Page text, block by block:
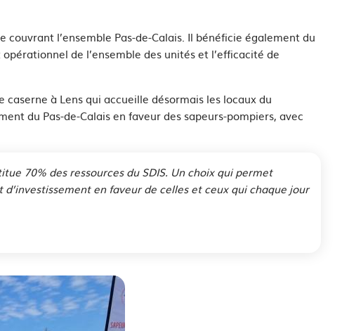
l’ensemble Pas-de-Calais. Il bénéficie également du
de l’ensemble des unités et l’efficacité de
à Lens qui accueille désormais les locaux du
du Pas-de-Calais en faveur des sapeurs-pompiers, avec
70% des ressources du SDIS. Un choix qui permet
en faveur de celles et ceux qui chaque jour